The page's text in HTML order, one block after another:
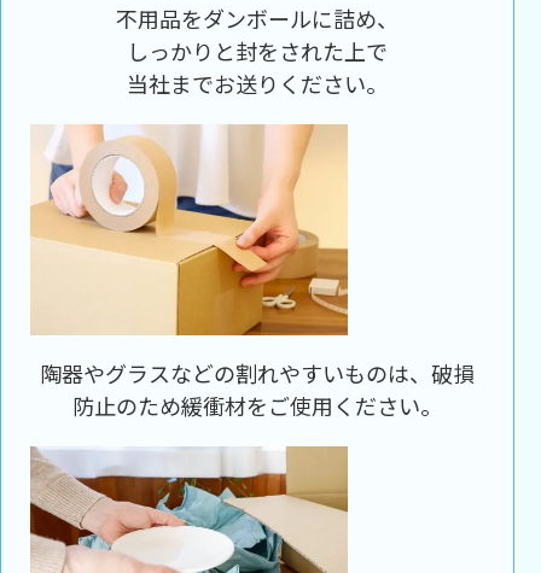
不用品をダンボールに詰め、
しっかりと封をされた上で
当社までお送りください。
陶器やグラスなどの割れやすいものは、破損
防止のため緩衝材をご使用ください。